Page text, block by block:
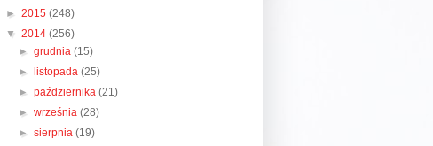
► 2015 (248)
▼ 2014 (256)
►grudnia(15)
►
listopada(25)
►października(21)
►września(28)
►sierpnia(19)